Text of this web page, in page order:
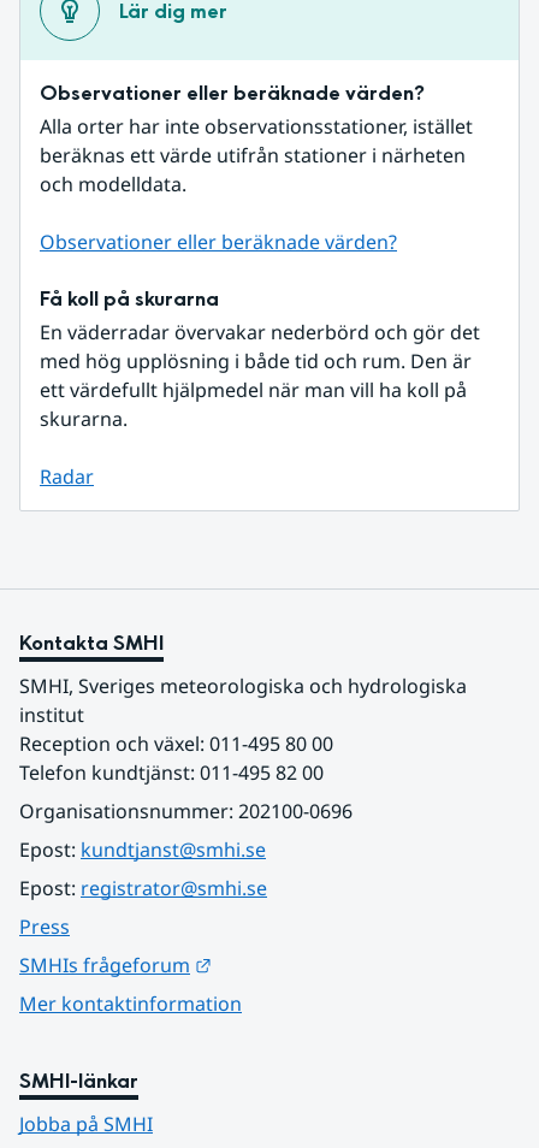
Lär dig mer
Observationer eller beräknade värden?
Alla orter har inte observationsstationer, istället
beräknas ett värde utifrån stationer i närheten
och modelldata.
Observationer eller beräknade värden?
Få koll på skurarna
En väderradar övervakar nederbörd och gör det
med hög upplösning i både tid och rum. Den är
ett värdefullt hjälpmedel när man vill ha koll på
skurarna.
Radar
Kontakta SMHI
SMHI, Sveriges meteorologiska och hydrologiska
institut
Reception och växel: 011-495 80 00
Telefon kundtjänst: 011-495 82 00
Organisationsnummer: 202100-0696
Epost: kundtjanst@smhi.se
Epost: registrator@smhi.se
Press
SMHIs frågeforum
Mer kontaktinformation
SMHI-länkar
Jobba på SMHI